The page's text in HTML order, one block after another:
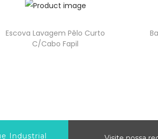
Escova Lavagem Pêlo Curto
C/Cabo Fapil
Industrial